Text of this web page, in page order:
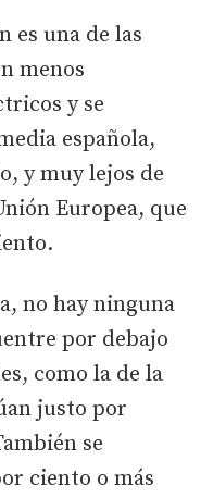
es una de las
menos
y se
española,
y muy lejos de
Europea, que
no hay ninguna
por debajo
como la de la
justo por
se
ciento o más